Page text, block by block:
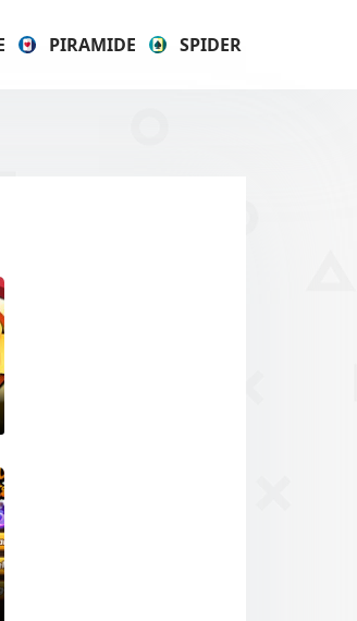
PIRAMIDE SPIDER